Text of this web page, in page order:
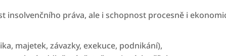
insolvenčního práva, ale i schopnost procesně i
majetek, závazky, exekuce, podnikání),